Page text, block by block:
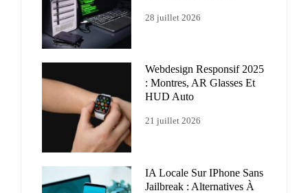
28 juillet 2026
Webdesign Responsif 2025
: Montres, AR Glasses Et
HUD Auto
21 juillet 2026
IA Locale Sur IPhone Sans
Jailbreak : Alternatives À